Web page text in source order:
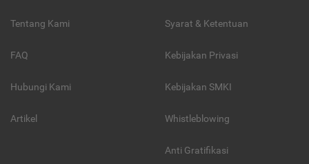
Tentang Kami
FAQ
Hubungi Kami
Artikel
Syarat & Ketentuan
Kebijakan Privasi
Kebijakan SMKI
Whistleblowing
Anti Gratifikasi